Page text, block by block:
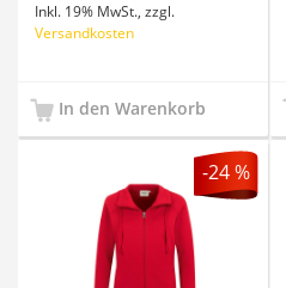
Inkl. 19% MwSt.,zzgl.
Versandkosten
In den Warenkorb
-24 %